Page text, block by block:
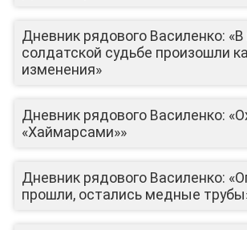
Дневник рядового Василенко:
солдатской судьбе произошли
изменения»
Дневник рядового Василенко:
«Хаймарсами»»
Дневник рядового Василенко:
прошли, остались медные